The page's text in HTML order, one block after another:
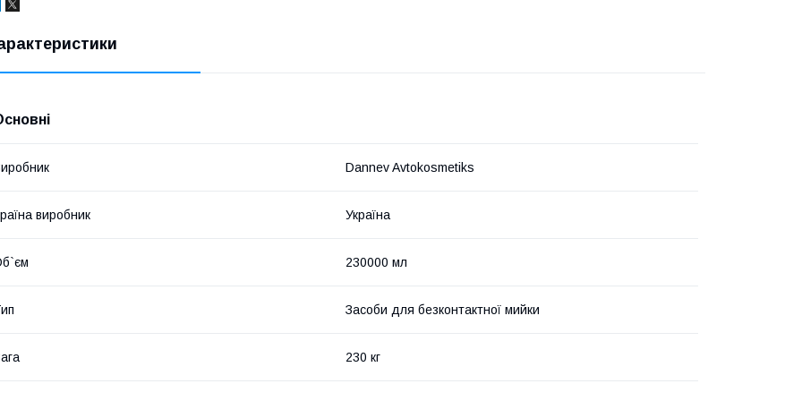
Dannev Avtokosmetiks
виробник Україна
230000 мл
Засоби для безконтактної мийки
230 кг